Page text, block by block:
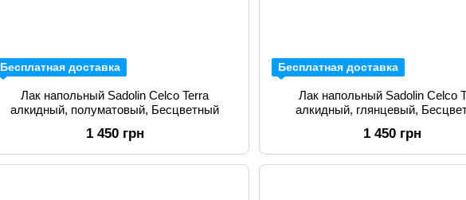
Бесплатная доставка
Лак напольный Sadolin Celco Terra
алкидный, полуматовый, Бесцветный
1 450 грн
Бесплатная доставка
Лак напольный Sadolin Celco
алкидный, глянцевый,
1 450 грн